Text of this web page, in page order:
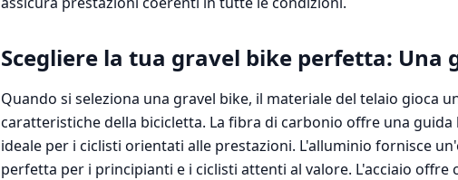
Scegliere la tua gravel bike perfetta: Una
Quando si seleziona una gravel bike, il materiale del telaio gioca
caratteristiche della bicicletta. La fibra di carbonio offre una
ideale per i ciclisti orientati alle prestazioni. L'alluminio fornisce
perfetta per i principianti e i ciclisti attenti al valore. L'acciaio offre